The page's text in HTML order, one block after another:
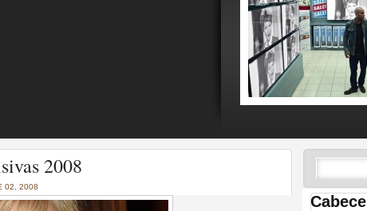
temporadas de Game
mejores tráilers
2008
02, 2008